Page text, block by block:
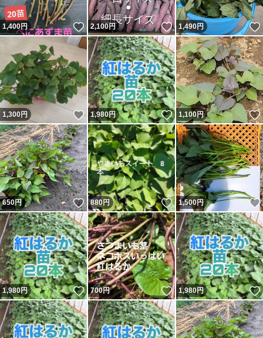
1,400円 いいね！
2,100円 いいね！
1,490円
1,300円 いいね！
1,980円 いいね！
1,100円
650円 いいね！
880円 いいね！
1,500円
1,980円 いいね！
700円 いいね！
1,980円